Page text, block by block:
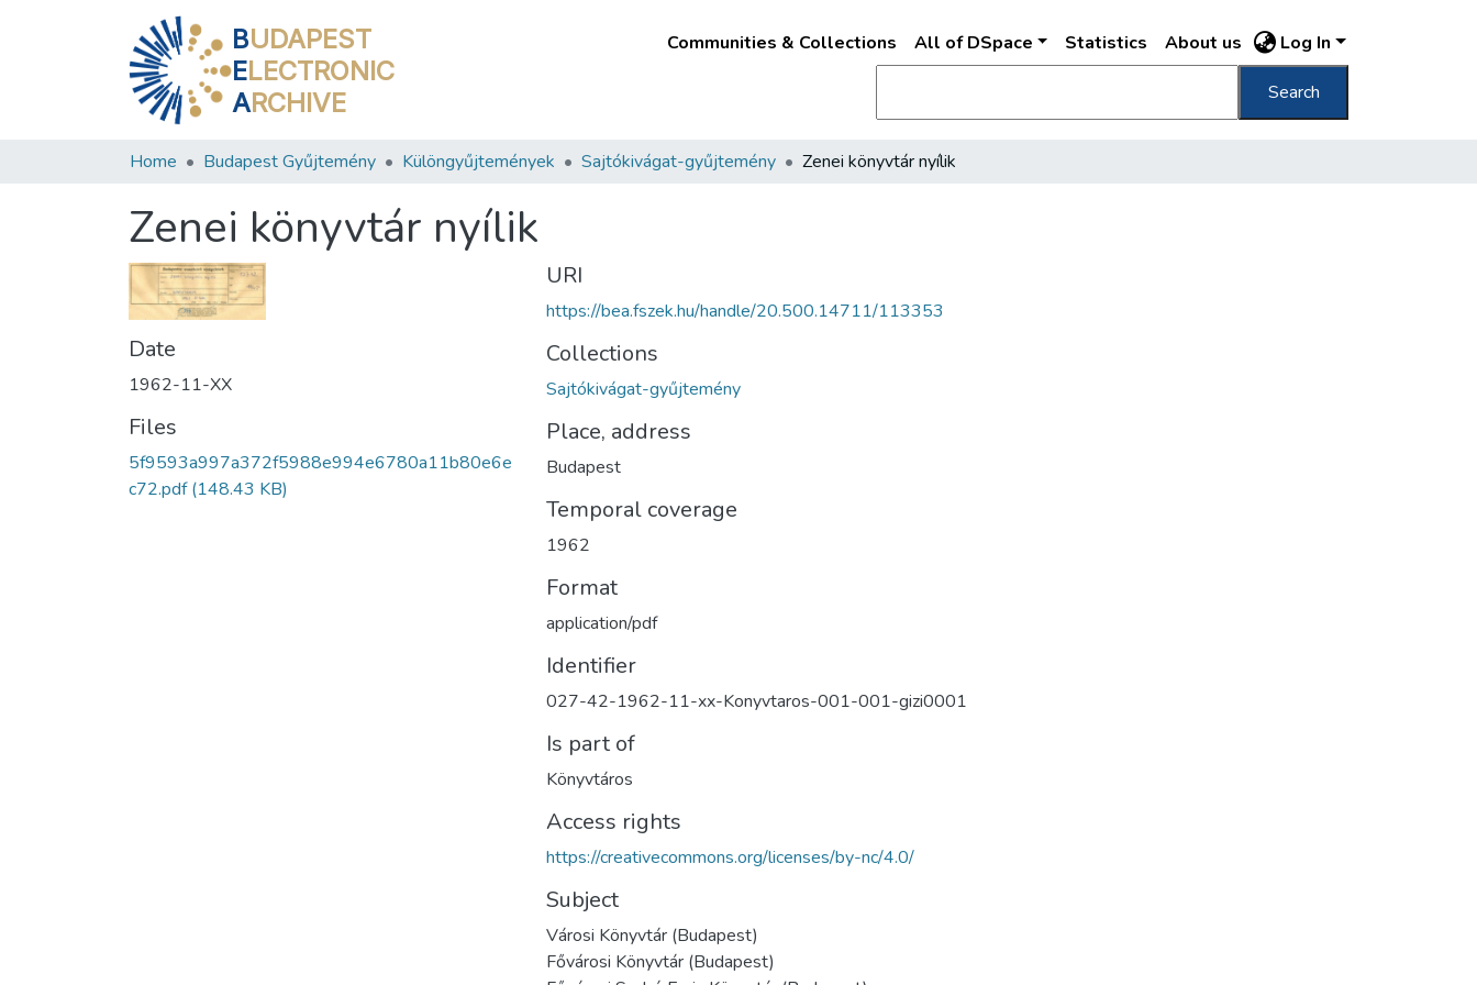
BUDAPEST
ELECTRONIC
ARCHIVE
Communities & Collections All of DSpace Statistics About us Log In
Search
Home Budapest Gyűjtemény Különgyűjtemények Sajtókivágat-gyűjtemény Zenei könyvtár nyílik
Zenei könyvtár nyílik
Date
1962-11-XX
Files
5f9593a997a372f5988e994e6780a11b80e6e
c72.pdf(148.43 KB)
URI
https://bea.fszek.hu/handle/20.500.14711/113353
Collections
Sajtókivágat-gyűjtemény
Place, address
Budapest
Temporal coverage
1962
Format
application/pdf
Identifier
027-42-1962-11-xx-Konyvtaros-001-001-gizi0001
Is part of
Könyvtáros
Access rights
https://creativecommons.org/licenses/by-nc/4.0/
Subject
Városi Könyvtár (Budapest)
Fővárosi Könyvtár (Budapest)